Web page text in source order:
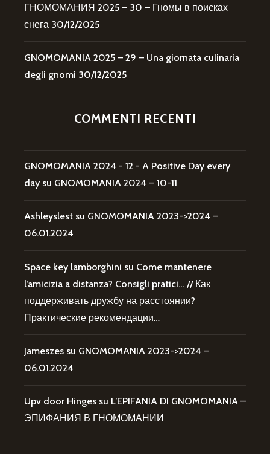
ГНОМОМАНИЯ 2025 – 30 – Гномы в поисках
снега 30/12/2025
GNOMOMANIA 2025 – 29 – Una giornata culinaria
degli gnomi 30/12/2025
COMMENTI RECENTI
GNOMOMANIA 2024 - 12 - A Positive Day every
day su GNOMOMANIA 2024 – 10-11
Ashleyslest su GNOMOMANIA 2023->2024 –
06.01.2024
Space key lamborghini su Come mantenere
l’amicizia a distanza? Consigli pratici… // Как
поддерживать дружбу на расстоянии?
Практические рекомендации…
Jameszes su GNOMOMANIA 2023->2024 –
06.01.2024
Upv door Hinges su L’EPIFANIA DI GNOMOMANIA –
ЭПИФАНИЯ В ГНОМОМАНИИ